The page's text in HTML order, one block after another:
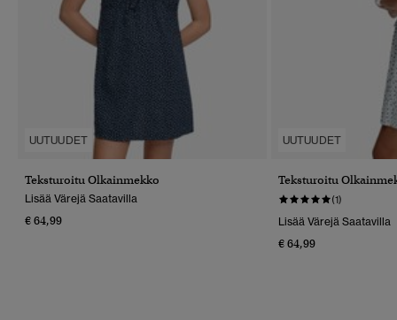
UUTUUDET
Teksturoitu Olkainmekko
Lisää Värejä Saatavilla
€ 64,99
UUTUUDET
Teksturoitu
(1)
Lisää Värejä Saatavilla
€ 64,99